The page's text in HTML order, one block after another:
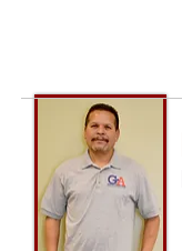
Eric DyReyes